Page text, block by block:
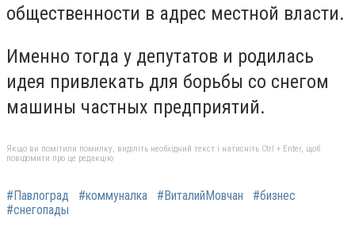
общественности в адрес местной власти.
Именно тогда у депутатов и родилась
идея привлекать для борьбы со снегом
машины частных предприятий.
Якщо ви помітили помилку, виділіть необхідний текст і натисніть Ctrl + Enter, щоб
повідомити про це редакцію
#Павлоград #коммуналка #ВиталийМовчан
#бизнес
#снегопады